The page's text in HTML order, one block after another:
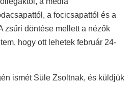
a focicsapattól és a
zsűri döntése mellett a nézők
hogy ott lehetek február 24-
ismét Süle Zsoltnak, és küldjük